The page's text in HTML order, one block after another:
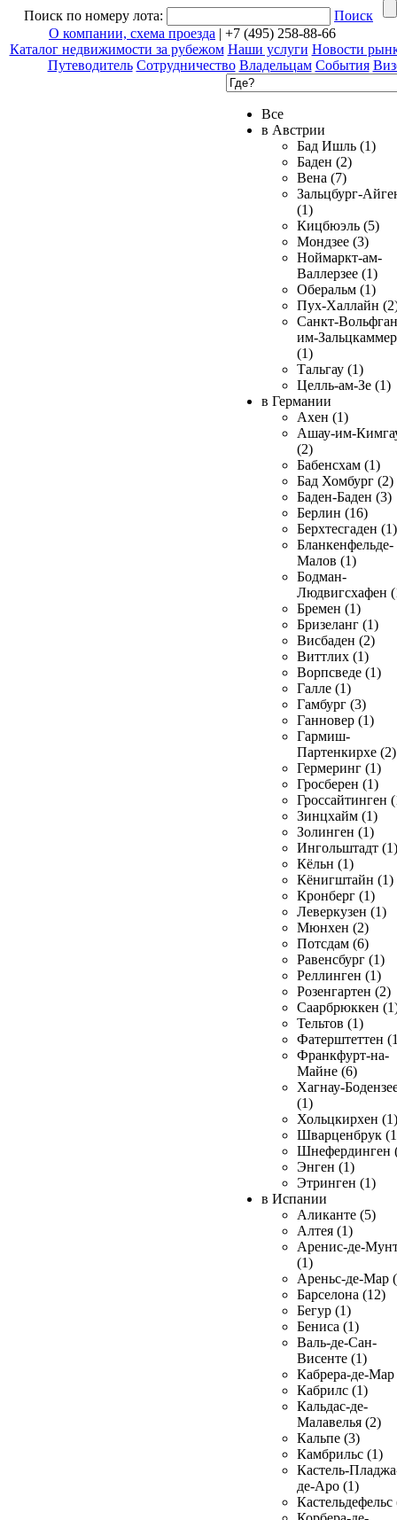
Поиск по номеру лота:
Поиск
О компании, схема проезда | +7 (495) 258-88-66
Каталог недвижимости за рубежом Наши услуги Новости
Путеводитель Сотрудничество Владельцам События
Все
в Австрии
Бад Ишль (1)
Баден (2)
Вена (7)
Зальцбург-
(1)
Кицбюэль (5)
Мондзее (3)
Ноймаркт-ам-
Валлерзее (1)
Оберальм (1)
Пух-Халлайн
Санкт-
им-
(1)
Тальгау (1)
Целль-ам-Зе (1)
в Германии
Ахен (1)
Ашау-им-
(2)
Бабенсхам (1)
Бад Хомбург (2)
Баден-Баден (3)
Берлин (16)
Берхтесгаден (1)
Бланкенфельде-
Малов (1)
Бодман-
Людвигсхафен
Бремен (1)
Бризеланг (1)
Висбаден (2)
Виттлих (1)
Ворпсведе (1)
Галле (1)
Гамбург (3)
Ганновер (1)
Гармиш-
Партенкирхе (2)
Гермеринг (1)
Гросберен (1)
Гроссайтинген
Зинцхайм (1)
Золинген (1)
Ингольштадт (1)
Кёльн (1)
Кёнигштайн (1)
Кронберг (1)
Леверкузен (1)
Мюнхен (2)
Потсдам (6)
Равенсбург (1)
Реллинген (1)
Розенгартен (2)
Саарбрюккен
Тельтов (1)
Фатерштеттен
Франкфурт-на-
Майне (6)
Хагнау-
(1)
Хольцкирхен (1)
Шварценбрук
Шнефердинген
Энген (1)
Этринген (1)
в Испании
Аликанте (5)
Алтея (1)
Аренис-де-
(1)
Ареньс-де-Мар
Барселона (12)
Бегур (1)
Бениса (1)
Валь-де-Сан-
Висенте (1)
Кабрера-де-Мар
Кабрилс (1)
Кальдас-де-
Малавелья (2)
Кальпе (3)
Камбрильс (1)
Кастель-
де-Аро (1)
Кастельдефельс